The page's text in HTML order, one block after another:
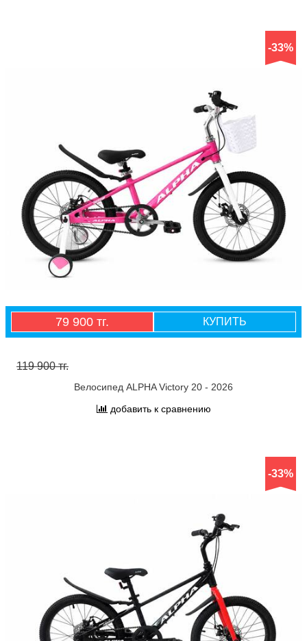
-33%
79 900 тг. КУПИТЬ
119 900 тг.
Велосипед ALPHA Victory 20 - 2026
добавить к сравнению
-33%